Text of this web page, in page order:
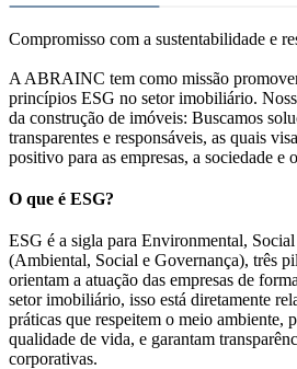
Compromisso com a sustentabilidade e
A ABRAINC tem como missão
princípios ESG no setor imobiliário.
da construção de imóveis: Buscamos
transparentes e responsáveis, as quais
positivo para as empresas, a sociedade e
O que é ESG?
ESG é a sigla para Environmental,
(Ambiental, Social e Governança), três
orientam a atuação das empresas de
setor imobiliário, isso está diretamente
práticas que respeitem o meio ambiente,
qualidade de vida, e garantam
corporativas.